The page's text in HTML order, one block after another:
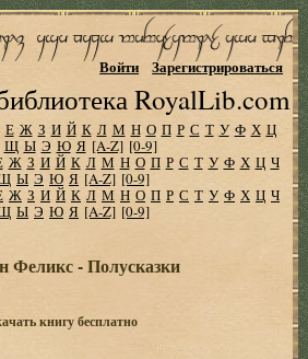
RoyalLib.com
Войти Зарегистрироваться
Е Ж З И Й К Л М Н О П Р С Т У Ф Х Ц
Щ Ы Э Ю Я [A-Z] [0-9]
Ж З И Й К Л М Н О П Р С Т У Ф Х Ц Ч
Ы Э Ю Я [A-Z] [0-9]
Ж З И Й К Л М Н О П Р С Т У Ф Х Ц Ч
Ы Э Ю Я [A-Z] [0-9]
Феликс - Полусказки
книгу бесплатно